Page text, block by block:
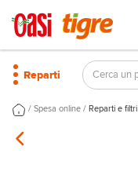
Reparti
/ Spesa online / Reparti e filtri